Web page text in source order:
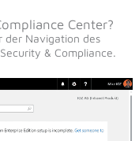
Center?
der Navigation des
& Compliance.